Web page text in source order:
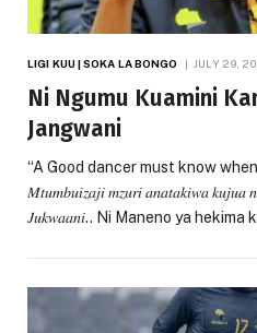
LIGI KUU | SOKA LA BONGO JULY 29,
Ni Ngumu Kuamini
Jangwani
“A Good dancer must know
𝑀𝑡𝑢𝑚𝑏𝑢𝑖𝑧𝑎𝑗𝑖 𝑚𝑧𝑢𝑟𝑖 𝑎𝑛𝑎𝑡𝑎𝑘𝑖𝑤𝑎 𝑘𝑢𝑗𝑢𝑎
𝐽𝑢𝑘𝑤𝑎𝑎𝑛𝑖.. Ni Maneno ya hekima